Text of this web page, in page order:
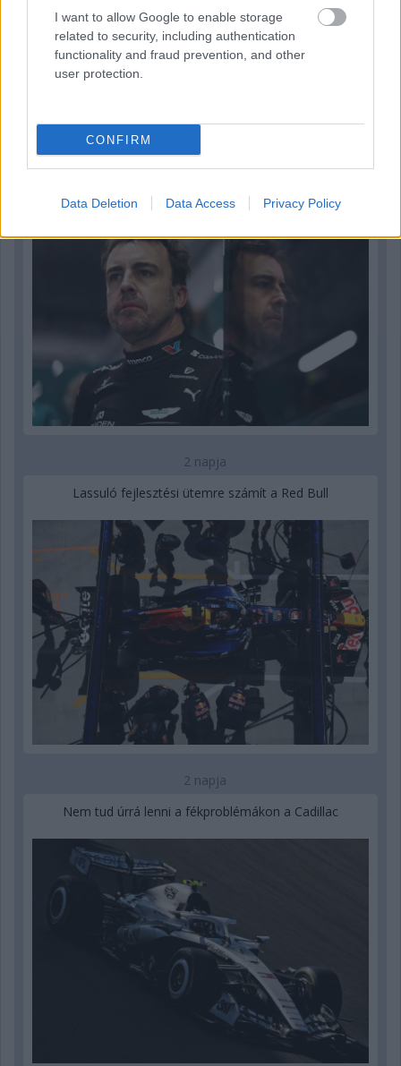
I want to allow Google to enable storage
related to security, including authentication
functionality and fraud prevention, and other
user protection.
CONFIRM
Data Deletion Data Access Privacy Policy
2 napja
Newey biztos benne, hogy Alonso marad az Aston
Martinnál
2 napja
Lassuló fejlesztési ütemre számít a Red Bull
2 napja
Nem tud úrrá lenni a fékproblémákon a Cadillac